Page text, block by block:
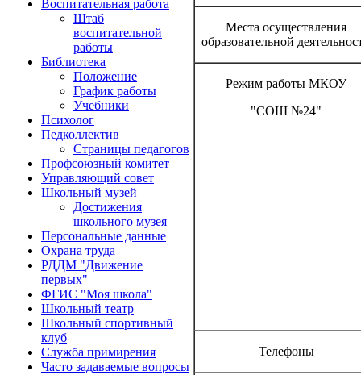
Воспитательная работа
Штаб
воспитательной
работы
Библиотека
Положение
График работы
Учебники
Психолог
Педколлектив
Страницы педагогов
Профсоюзный комитет
Управляющий совет
Школьный музей
Достижения
школьного музея
Персональные данные
Охрана труда
РДДМ "Движение
первых"
ФГИС "Моя школа"
Школьный театр
Школьный спортивный
клуб
Служба примирения
Часто задаваемые вопросы
Места осуществления
образовательной
Режим работы МКОУ
"СОШ №24"
Телефоны